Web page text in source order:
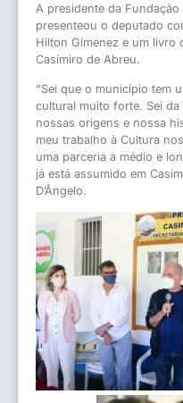
A presidente da
presenteou o deputado
Hilton Gimenez e um livro
Casimiro de Abreu.
“Sei que o município tem
cultural muito forte. Sei
nossas origens e nossa
meu trabalho à Cultura
uma parceria a médio e
já está assumido em
D’Ângelo.